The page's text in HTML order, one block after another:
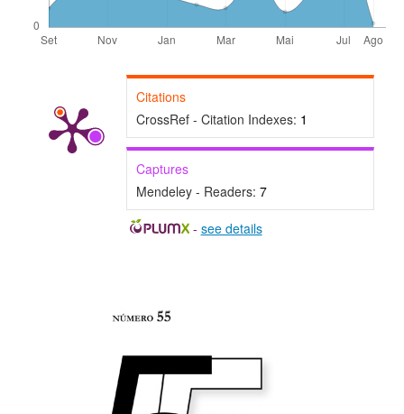
Citations
CrossRef - Citation Indexes: 1
Captures
Mendeley - Readers: 7
- see details